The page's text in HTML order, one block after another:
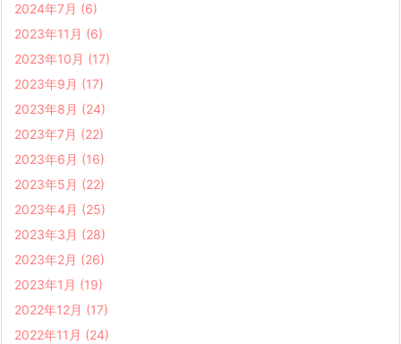
2024年7月 (6)
2023年11月 (6)
2023年10月 (17)
2023年9月 (17)
2023年8月 (24)
2023年7月 (22)
2023年6月 (16)
2023年5月 (22)
2023年4月 (25)
2023年3月 (28)
2023年2月 (26)
2023年1月 (19)
2022年12月 (17)
2022年11月 (24)